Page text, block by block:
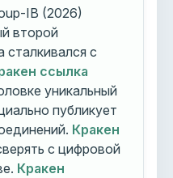
IB (2026)
второй
сталкивался с
ссылка
уникальный
публикует
Кракен
с цифровой
Кракен